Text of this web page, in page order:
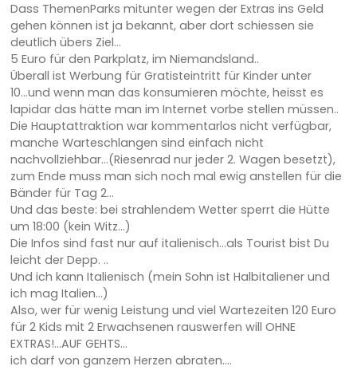
Dass ThemenParks mitunter wegen der Extras ins Geld
gehen können ist ja bekannt, aber dort schiessen sie
deutlich übers Ziel...
5 Euro für den Parkplatz, im Niemandsland..
Überall ist Werbung für Gratisteintritt für Kinder unter
10...und wenn man das konsumieren möchte, heisst es
lapidar das hätte man im Internet vorbe stellen müssen..
Die Hauptattraktion war kommentarlos nicht verfügbar,
manche Warteschlangen sind einfach nicht
nachvollziehbar...(Riesenrad nur jeder 2. Wagen besetzt),
zum Ende muss man sich noch mal ewig anstellen für die
Bänder für Tag 2...
Und das beste: bei strahlendem Wetter sperrt die Hütte
um 18:00 (kein Witz...)
Die Infos sind fast nur auf italienisch...als Tourist bist Du
leicht der Depp. ..
Und ich kann Italienisch (mein Sohn ist Halbitaliener und
ich mag Italien...)
Also, wer für wenig Leistung und viel Wartezeiten 120 Euro
für 2 Kids mit 2 Erwachsenen rauswerfen will OHNE
EXTRAS!...AUF GEHTS...
ich darf von ganzem Herzen abraten....